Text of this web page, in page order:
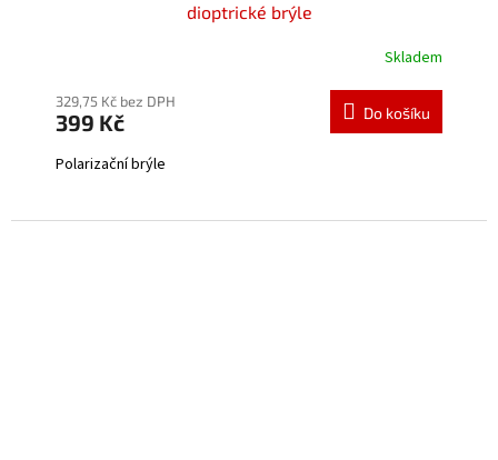
dioptrické brýle
produktu
je
z
Skladem
329,75 Kč bez DPH
399 Kč Do košíku
Polarizační brýle